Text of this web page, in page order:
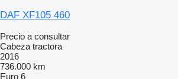
DAF XF105 460
Precio a consultar
Cabeza tractora
2016
736.000 km
Euro 6